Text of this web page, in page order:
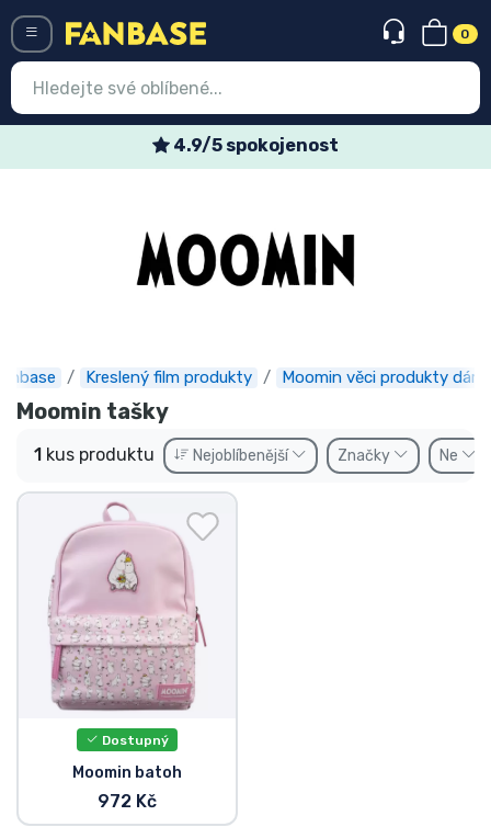
0
4.9/5 spokojenost
Kreslený film produkty Moomin věci produkty dárky
Moomin tašky
1 kus produktu Nejoblíbenější Značky Ne
Dostupný
Moomin batoh
972 Kč
Nejnovější věci
Předobjednat
Outlet produkty
Doprava a platba
Seriálové věci
Filmové věci
Úžasné věci
Anime věci
Hráčské věci